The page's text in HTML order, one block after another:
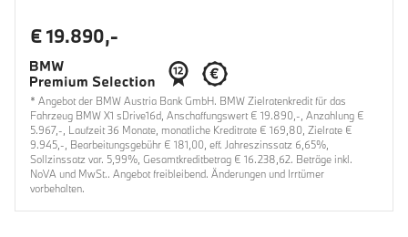
€ 19.890,-
* Angebot der BMW Austria Bank GmbH. BMW Zielratenkredit für das
Fahrzeug BMW X1 sDrive16d, Anschaffungswert € 19.890,-, Anzahlung €
5.967,-, Laufzeit 36 Monate, monatliche Kreditrate € 169,80, Zielrate €
9.945,-, Bearbeitungsgebühr € 181,00, eff. Jahreszinssatz 6,65%,
Sollzinssatz var. 5,99%, Gesamtkreditbetrag € 16.238,62. Beträge inkl.
NoVA und MwSt.. Angebot freibleibend. Änderungen und Irrtümer
vorbehalten.